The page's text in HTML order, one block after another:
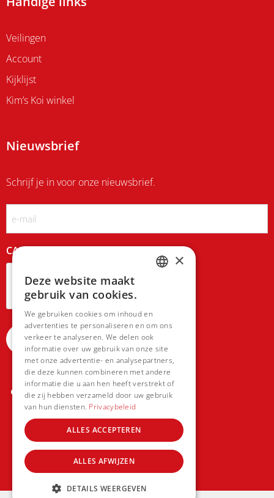
Veilingen
Account
Kijklijst
Kim’s Koi winkel
Nieuwsbrief
Schrijf je in voor onze nieuwsbrief.
CAPTCHA ×
Deze website maakt
gebruik van cookies.
We gebruiken cookies om inhoud en
advertenties te personaliseren en om ons
verkeer te analyseren. We delen ook
informatie over uw gebruik van onze site
met onze advertentie- en analysepartners,
die deze kunnen combineren met andere
informatie die u aan hen heeft verstrekt of
die zij hebben verzameld door uw gebruik
van hun diensten. Privacybeleid
ALLES ACCEPTEREN
ALLES AFWIJZEN
DETAILS WEERGEVEN